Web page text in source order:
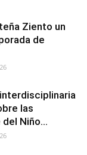
Ziento un
de
las
Niño...